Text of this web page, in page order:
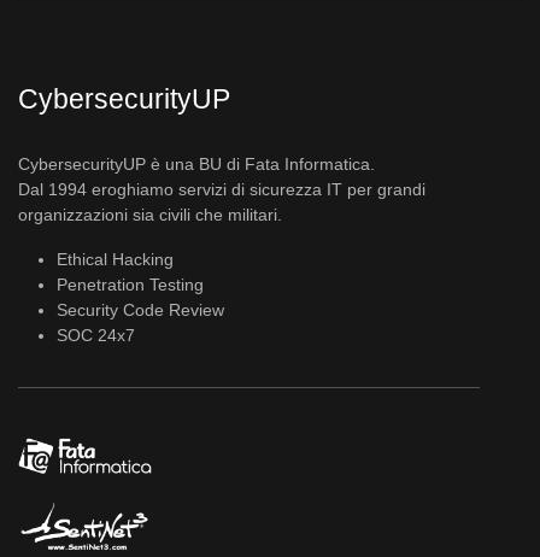
CybersecurityUP
CybersecurityUP è una BU di Fata Informatica.
Dal 1994 eroghiamo servizi di sicurezza IT per grandi
organizzazioni sia civili che militari.
Ethical Hacking
Penetration Testing
Security Code Review
SOC 24x7